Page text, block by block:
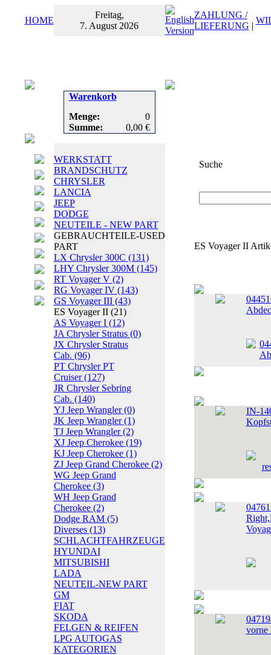
HOME
Freitag,
7. August 2026
ZAHLUNG /
LIEFERUNG |
Warenkorb
Menge:
0
Summe:
0,00 €
WERKSTATT
BRANDSCHUTZ
CHRYSLER
LANCIA
JEEP
DODGE
NEUTEILE - NEW PART
GEBRAUCHTEILE-USED
PART
LX Chrysler 300C (131)
LHY Chrysler 300M (145)
RT Voyager V (2)
RG Voyager IV (143)
GS Voyager III (43)
ES Voyager II (21)
AS Voyager I (12)
JA Chrysler Stratus (0)
JX Chrysler Stratus
Cab. (96)
PT Chrysler PT
Cruiser(127)
JR Chrysler Sebring
Cab. (140)
YJ Jeep Wrangler(0)
JK Jeep Wrangler(1)
TJ Jeep Wrangler(2)
XJ Jeep Cherokee (19)
KJ Jeep Cherokee (1)
ZJ Jeep Grand Cherokee (2)
WG Jeep Grand
Cherokee (3)
WH Jeep Grand
Cherokee (2)
Dodge RAM (5)
Diverses (13)
SCHLACHTFAHRZEUGE
HYUNDAI
MITSUBISHI
LADA
NEUTEIL-NEW PART
GM
FIAT
SKODA
FELGEN & REIFEN
LPG AUTOGAS
KATEGORIEN
Suche
ES Voyager II
IN-
vorne